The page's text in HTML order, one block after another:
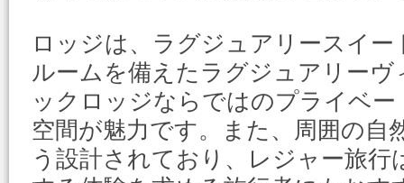
ロッジは、ラグジュアリースイ
ルームを備えたラグジュアリー
ックロッジならではのプライベ
空間が魅力です。また、周囲の自
う設計されており、レジャー旅